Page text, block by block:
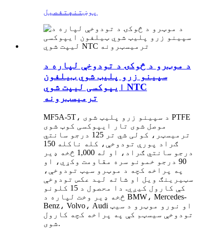
پوښتنه تفصیل
د موټرو د څوکۍ د تودوخې لپاره د
سپینو زرو پلیټ شوي ټیلفون
ایپوکسی لیپت شوي NTC
ترمیسټرونه
MF5A-5T، د سپینو زرو پلیټ شوی PTFE
موصل شوی تار ایپوکسی کوټ شوی
ترمیسټر، کولی شي تر 125 درجو سانتي
ګراد پورې تودوخې، کله ناکله 150
درجو سانتي ګراد، او له 1,000 څخه ډیر
90 درجو خمونو سره مقاومت وکړي، او
په پراخه کچه د موټرو سیټ تودوخې،
سټیرینګ ویل او شاته لید عکس تودوخې
کې کارول کیږي. دا محصول د 15 کلونو
څخه ډیر وخت لپاره د BMW، Mercedes-
Benz، Volvo، Audi او نورو موټرو د سیټ
تودوخې سیسټم کې په پراخه کچه کارول
شوی.